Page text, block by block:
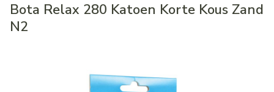
Bota Relax 280 Katoen Korte Kous Zand
N2